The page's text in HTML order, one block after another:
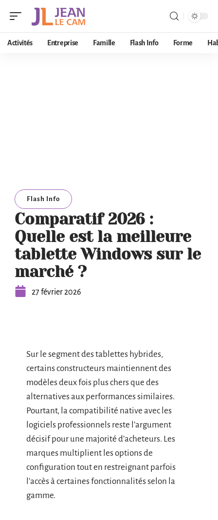
Activités Entreprise Famille Flash Info Forme
Flash Info
Comparatif 2026 :
Quelle est la meilleure
tablette Windows sur le
marché ?
27 février 2026
Sur le segment des tablettes hybrides,
certains constructeurs maintiennent des
modèles deux fois plus chers que des
alternatives aux performances similaires.
Pourtant, la compatibilité native avec les
logiciels professionnels reste l’argument
décisif pour une majorité d’acheteurs. Les
marques multiplient les options de
configuration tout en restreignant parfois
l’accès à certaines fonctionnalités selon la
gamme.